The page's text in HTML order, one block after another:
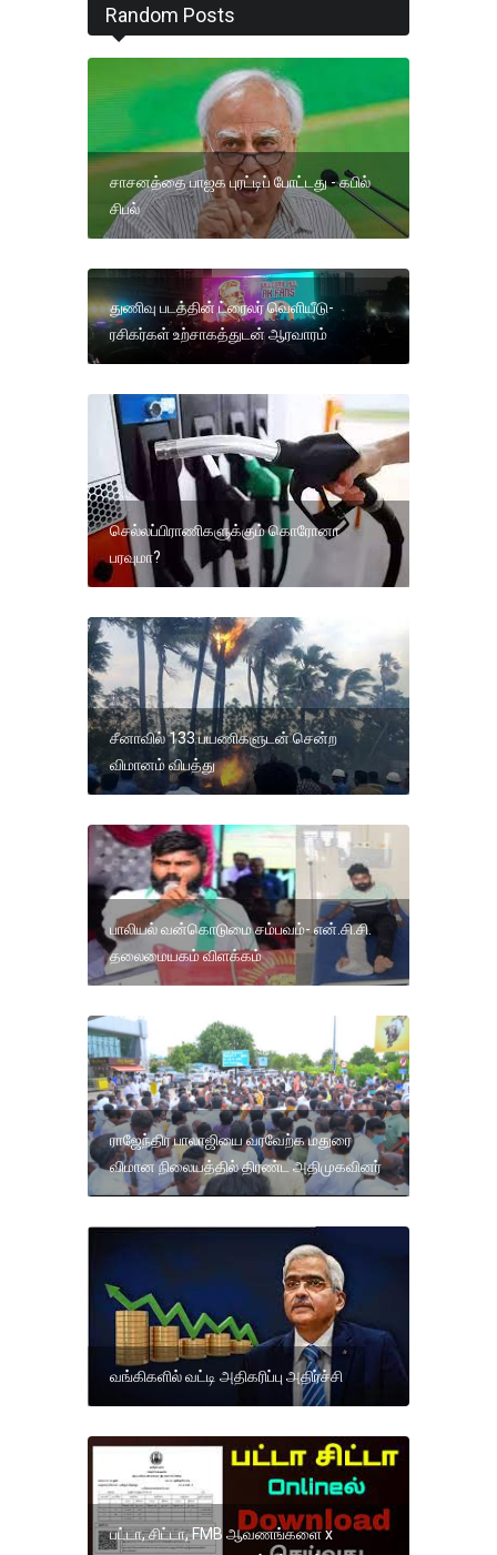
Random Posts
சாசனத்தை பாஜக புரட்டிப் போட்டது - கபில்
சிபல்
துணிவு படத்தின் ட்ரைலர் வெளியீடு-
ரசிகர்கள் உற்சாகத்துடன் ஆரவாரம்
செல்லப்பிராணிகளுக்கும் கொரோனா
பரவுமா?
சீனாவில் 133 பயணிகளுடன் சென்ற
விமானம் விபத்து
பாலியல் வன்கொடுமை சம்பவம்- என்.சி.சி.
தலைமையகம் விளக்கம்
ராஜேந்திர பாலாஜியை வரவேற்க மதுரை
விமான நிலையத்தில் திரண்ட அதிமுகவினர்
வங்கிகளில் வட்டி அதிகரிப்பு அதிர்ச்சி
பட்டா, சிட்டா, FMB ஆவணங்களை x